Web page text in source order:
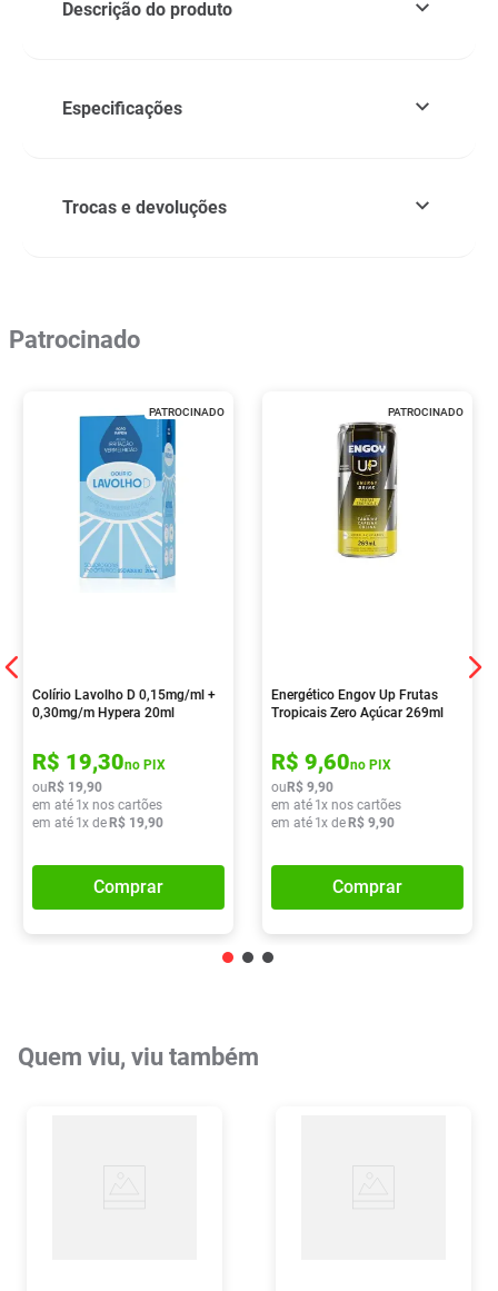
Descrição do produto
Especificações
Trocas e devoluções
Patrocinado
PATROCINADO
Colírio Lavolho D 0,15mg/ml +
0,30mg/m Hypera 20ml
R$ 19,30no PIX
ou R$ 19,90
em até 1x nos cartões
em até 1x de R$ 19,90
Comprar
PATROCINADO
Energético Engov Up Frutas
Tropicais Zero Açúcar 269ml
R$ 9,60no PIX
ou R$ 9,90
em até 1x nos cartões
em até 1x de R$ 9,90
Comprar
Quem viu, viu também